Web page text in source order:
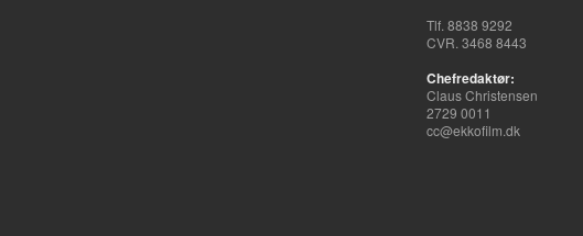
Tlf. 8838 9292
CVR. 3468 8443
Chefredaktør:
Claus Christensen
2729 0011
cc@ekkofilm.dk